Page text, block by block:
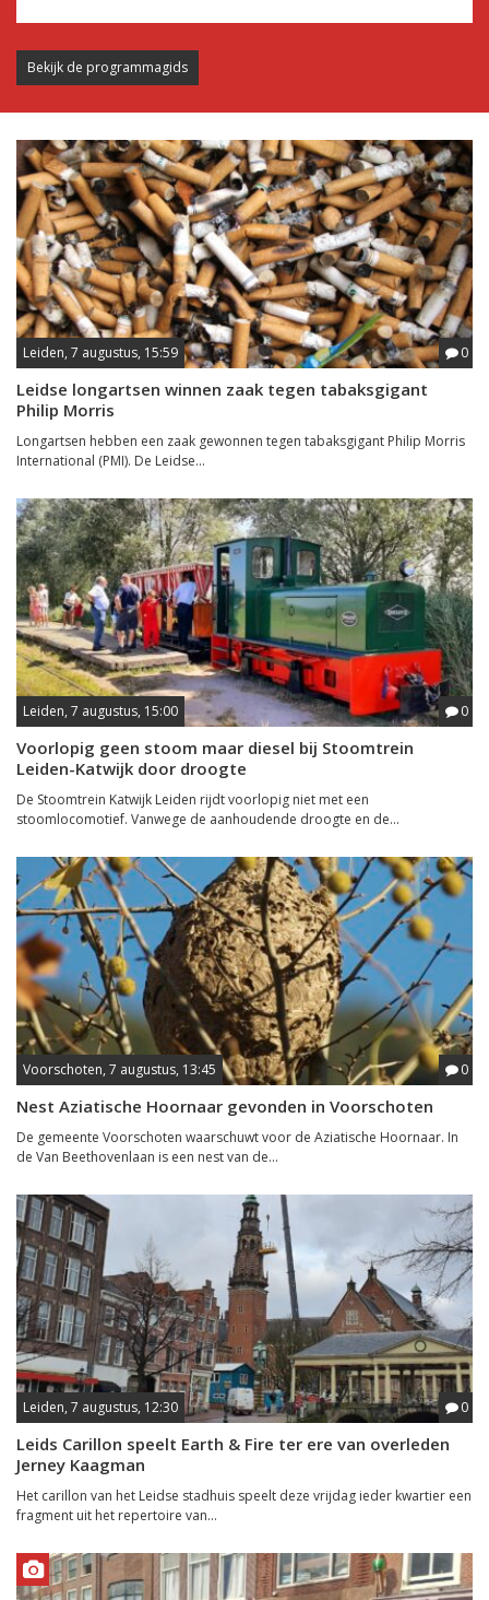
Bekijk de programmagids
Leiden, 7 augustus, 15:59 0
Leidse longartsen winnen zaak tegen tabaksgigant
Philip Morris
Longartsen hebben een zaak gewonnen tegen tabaksgigant Philip Morris
International (PMI). De Leidse...
Leiden, 7 augustus, 15:00 0
Voorlopig geen stoom maar diesel bij Stoomtrein
Leiden-Katwijk door droogte
De Stoomtrein Katwijk Leiden rijdt voorlopig niet met een
stoomlocomotief. Vanwege de aanhoudende droogte en de...
Voorschoten, 7 augustus, 13:45 0
Nest Aziatische Hoornaar gevonden in Voorschoten
De gemeente Voorschoten waarschuwt voor de Aziatische Hoornaar. In
de Van Beethovenlaan is een nest van de...
Leiden, 7 augustus, 12:30 0
Leids Carillon speelt Earth & Fire ter ere van overleden
Jerney Kaagman
Het carillon van het Leidse stadhuis speelt deze vrijdag ieder kwartier een
fragment uit het repertoire van...